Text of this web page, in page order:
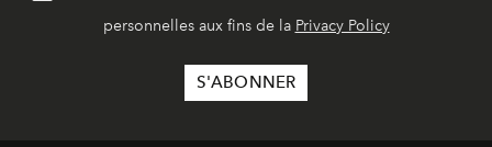
personnelles aux fins de la Privacy Policy